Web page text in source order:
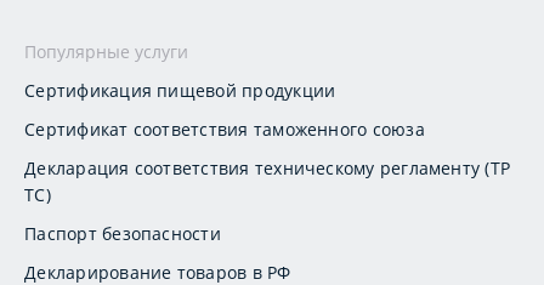
Популярные услуги
Сертификация пищевой продукции
Сертификат соответствия таможенного союза
Декларация соответствия техническому регламенту (ТР
ТС)
Паспорт безопасности
Декларирование товаров в РФ